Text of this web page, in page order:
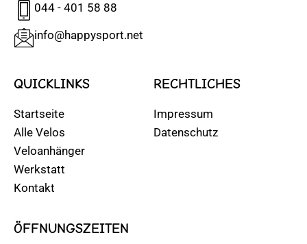
044 - 401 58 88
info@happysport.net
QUICKLINKS
Startseite
Alle Velos
Veloanhänger
Werkstatt
Kontakt
RECHTLICHES
Impressum
Datenschutz
ÖFFNUNGSZEITEN